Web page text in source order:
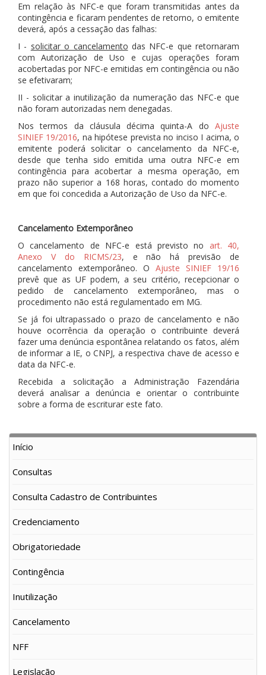
Em relação às NFC-e que foram transmitidas antes da
contingência e ficaram pendentes de retorno, o emitente
deverá, após a cessação das falhas:
I - solicitar o cancelamento das NFC-e que retornaram
com Autorização de Uso e cujas operações foram
acobertadas por NFC-e emitidas em contingência ou não
se efetivaram;
II - solicitar a inutilização da numeração das NFC-e que
não foram autorizadas nem denegadas.
Nos termos da cláusula décima quinta-A do Ajuste
SINIEF 19/2016, na hipótese prevista no inciso I acima, o
emitente poderá solicitar o cancelamento da NFC-e,
desde que tenha sido emitida uma outra NFC-e em
contingência para acobertar a mesma operação, em
prazo não superior a 168 horas, contado do momento
em que foi concedida a Autorização de Uso da NFC-e.
Cancelamento Extemporâneo
O cancelamento de NFC-e está previsto no art. 40,
Anexo V do RICMS/23, e não há previsão de
cancelamento extemporâneo. O Ajuste SINIEF 19/16
prevê que as UF podem, a seu critério, recepcionar o
pedido de cancelamento extemporâneo, mas o
procedimento não está regulamentado em MG.
Se já foi ultrapassado o prazo de cancelamento e não
houve ocorrência da operação o contribuinte deverá
fazer uma denúncia espontânea relatando os fatos, além
de informar a IE, o CNPJ, a respectiva chave de acesso e
data da NFC-e.
Recebida a solicitação a Administração Fazendária
deverá analisar a denúncia e orientar o contribuinte
sobre a forma de escriturar este fato.
Início
Consultas
Consulta Cadastro de Contribuintes
Credenciamento
Obrigatoriedade
Contingência
Inutilização
Cancelamento
NFF
Legislação